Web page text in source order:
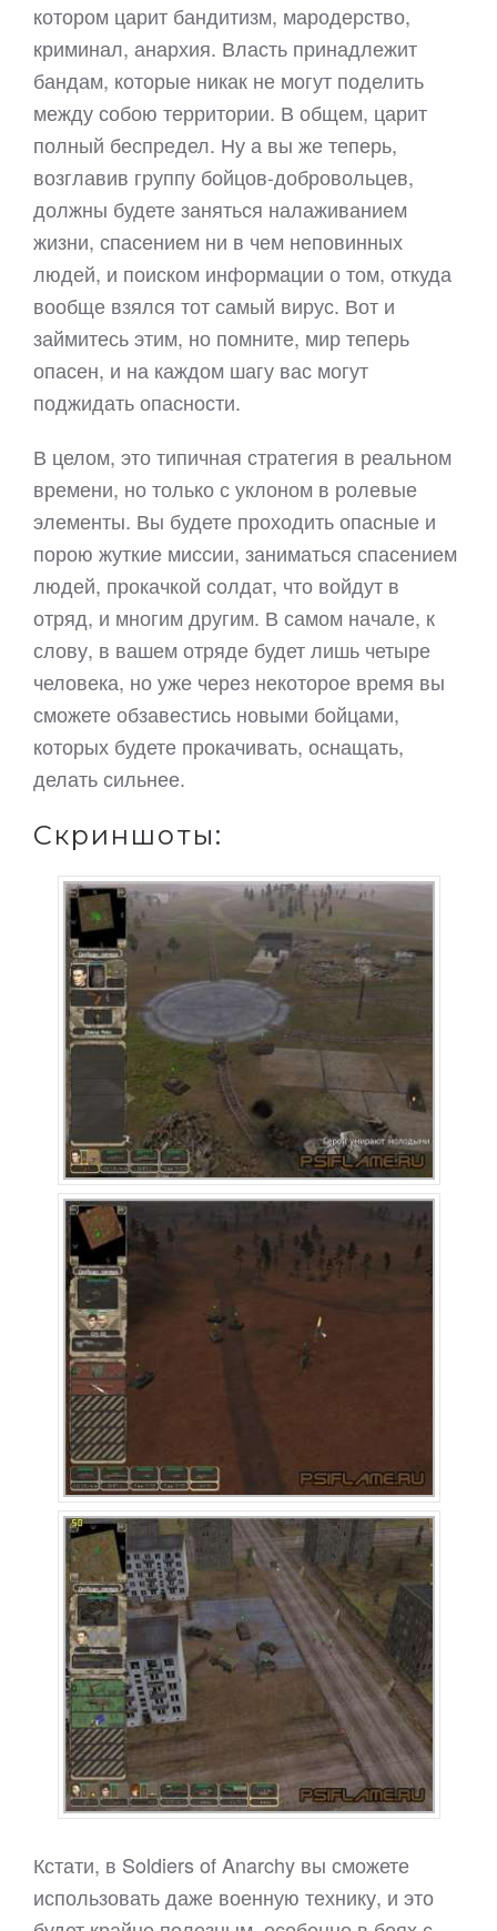
котором царит бандитизм, мародерство,
криминал, анархия. Власть принадлежит
бандам, которые никак не могут поделить
между собою территории. В общем, царит
полный беспредел. Ну а вы же теперь,
возглавив группу бойцов-добровольцев,
должны будете заняться налаживанием
жизни, спасением ни в чем неповинных
людей, и поиском информации о том, откуда
вообще взялся тот самый вирус. Вот и
займитесь этим, но помните, мир теперь
опасен, и на каждом шагу вас могут
поджидать опасности.
В целом, это типичная стратегия в реальном
времени, но только с уклоном в ролевые
элементы. Вы будете проходить опасные и
порою жуткие миссии, заниматься спасением
людей, прокачкой солдат, что войдут в
отряд, и многим другим. В самом начале, к
слову, в вашем отряде будет лишь четыре
человека, но уже через некоторое время вы
сможете обзавестись новыми бойцами,
которых будете прокачивать, оснащать,
делать сильнее.
Скриншоты:
Кстати, в Soldiers of Anarchy вы сможете
использовать даже военную технику, и это